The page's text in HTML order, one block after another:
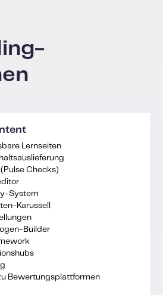
Lernseiten
Checks)
System
Karussell
Builder
Bewertungsplattformen